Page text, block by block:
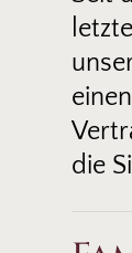
die